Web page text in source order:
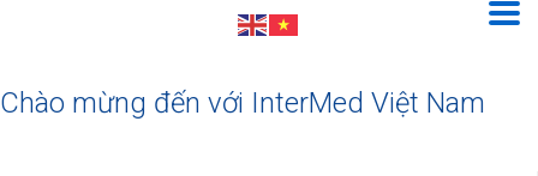
Chào mừng đến với InterMed Việt Nam